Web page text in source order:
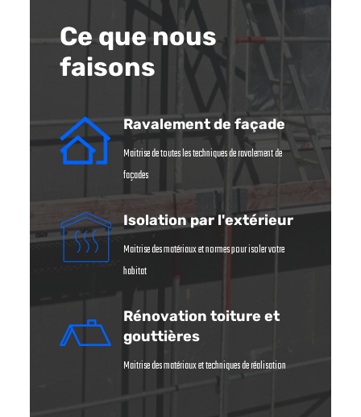
Ce que nous
faisons
Ravalement de façade
Maitrise de toutes les techniques de ravalement de
façades
Isolation par l'extérieur
Maitrise des matériaux et normes pour isoler votre
habitat
Rénovation toiture et
gouttières
Maitrise des matériaux et techniques de réalisation